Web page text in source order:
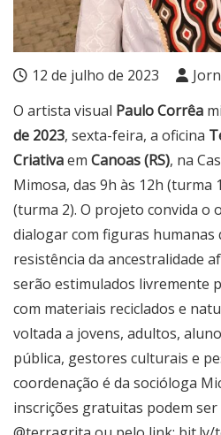
12 de julho de 2023
O artista visual Paulo Corrêa
de 2023, sexta-feira, a oficina
Criativaem Canoas (RS), na
Mimosa, das 9h às 12h (turma
(turma 2). O projeto convida o
dialogar com figuras humanas
resistência da ancestralidade
serão estimulados livremente
com materiais reciclados e
voltada a jovens, adultos,
pública, gestores culturais e
coordenação é da socióloga
inscrições gratuitas podem